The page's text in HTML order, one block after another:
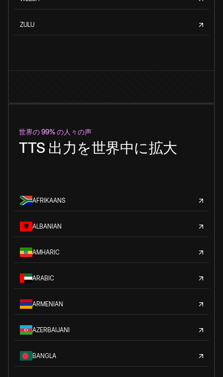
ZULU
世界の 99% の人々の声
TTS 出力を世界中に拡大
AFRIKAANS
ALBANIAN
AMHARIC
ARABIC
ARMENIAN
AZERBAIJANI
BANGLA